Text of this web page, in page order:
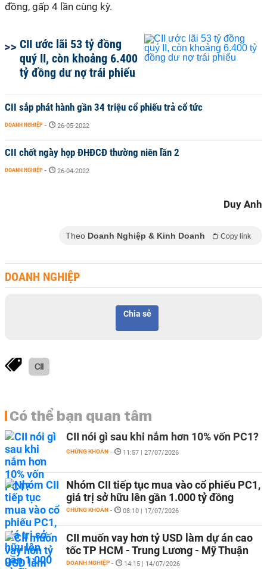
đồng, gấp 4 lần cùng kỳ.
CII ước lãi 53 tỷ đồng
quý II, còn khoảng 6.400
tỷ đồng dư nợ trái phiếu
CII sắp phát hành gần 34 triệu cổ phiếu trả cổ tức
DOANH NGHIỆP - 26-05-2022
CII chốt ngày họp ĐHĐCĐ thường niên lần 2
DOANH NGHIỆP - 26-04-2022
Duy Anh
Theo Doanh Nghiệp & Kinh Doanh Copy link
DOANH NGHIỆP
Chia sẻ
CII
Có thể bạn quan tâm
CII nói gì sau khi nắm hơn 10% vốn PC1?
CHỨNG KHOÁN - 11:57 | 27/07/2026
Nhóm CII tiếp tục mua vào cổ phiếu PC1,
giá trị sở hữu lên gần 1.000 tỷ đồng
CHỨNG KHOÁN - 08:10 | 17/07/2026
CII muốn vay hơn tỷ USD làm dự án cao
tốc TP HCM - Trung Lương - Mỹ Thuận
DOANH NGHIỆP - 14:15 | 14/07/2026